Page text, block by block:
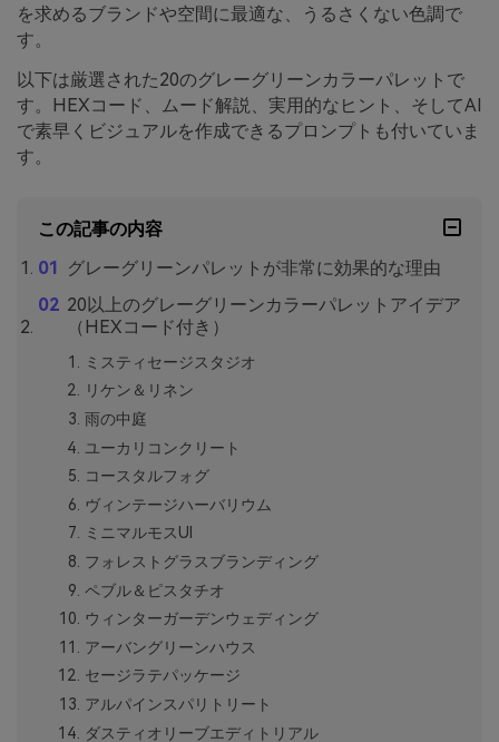
を求めるブランドや空間に最適な、うるさくない色調で
す。
以下は厳選された20のグレーグリーンカラーパレットで
す。HEXコード、ムード解説、実用的なヒント、そしてAI
で素早くビジュアルを作成できるプロンプトも付いていま
す。
この記事の内容
グレーグリーンパレットが非常に効果的な理由
20以上のグレーグリーンカラーパレットアイデア
（HEXコード付き）
ミスティセージスタジオ
リケン＆リネン
雨の中庭
ユーカリコンクリート
コースタルフォグ
ヴィンテージハーバリウム
ミニマルモスUI
フォレストグラスブランディング
ペブル＆ピスタチオ
ウィンターガーデンウェディング
アーバングリーンハウス
セージラテパッケージ
アルパインスパリトリート
ダスティオリーブエディトリアル